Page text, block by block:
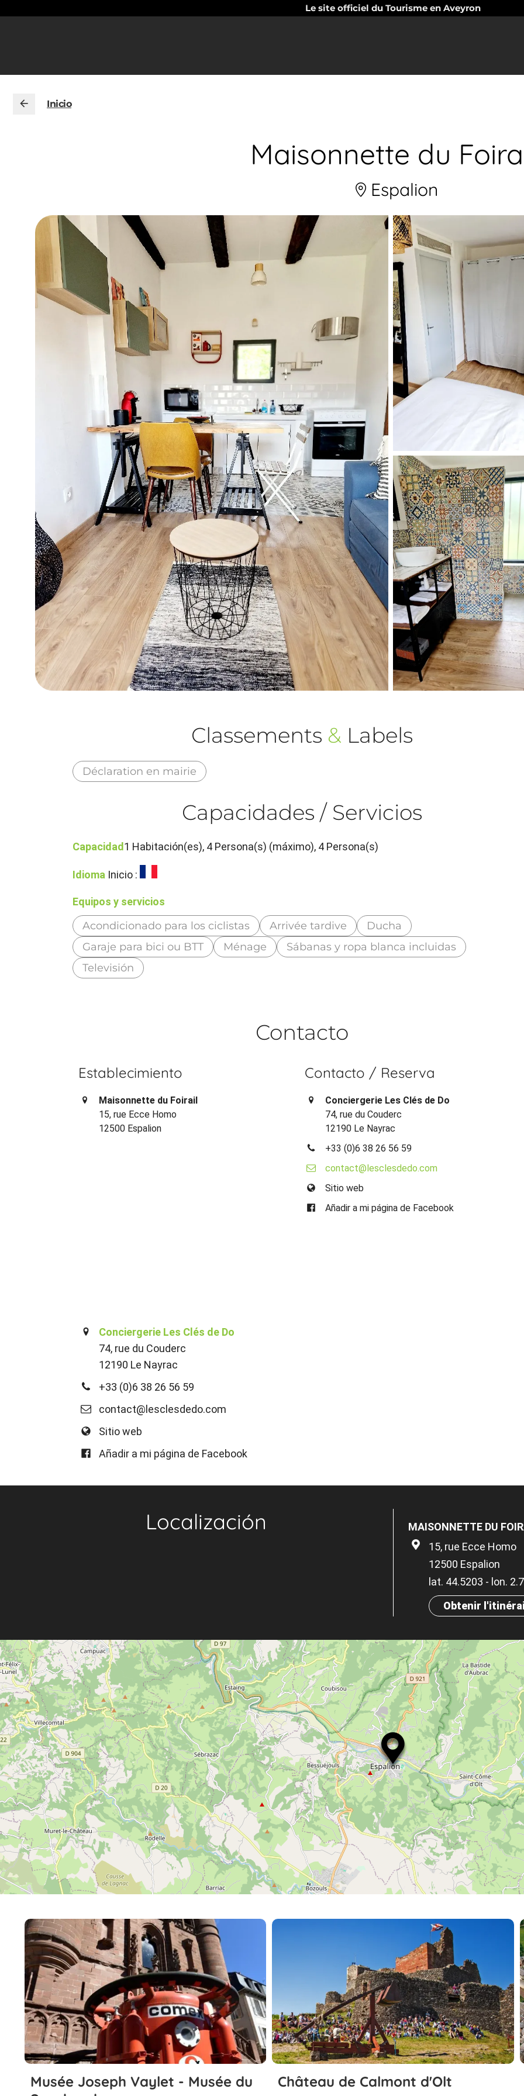
Le site officiel du Tourisme en Aveyron
Inicio
Maisonnette du
Espalion
Classements & Labels
Déclaration en mairie
Capacidades / Servicios
Capacidad1 Habitación(es), 4 Persona(s) (máximo), 4 Persona(s)
Idioma Inicio :
Equipos y servicios
Acondicionado para los ciclistas Arrivée tardive
Ducha
Garaje para bici ou BTT
Ménage
Sábanas y ropa blanca incluidas
Televisión
Contacto
Establecimiento
Maisonnette du Foirail
15, rue Ecce Homo
12500 Espalion
Contacto / Reserva
Conciergerie Les Clés de Do
74, rue du Couderc
12190 Le Nayrac
+33 (0)6 38 26 56 59
contact@lesclesdedo.com
Sitio web
Añadir a mi página de Facebook
Conciergerie Les Clés de Do
74, rue du Couderc
12190 Le Nayrac
+33 (0)6 38 26 56 59
contact@lesclesdedo.com
Sitio web
Añadir a mi página de Facebook
Localización
MAISONNETTE DU
15, rue Ecce Homo
12500 Espalion
lat. 44.5203 - lon.
Obtenir
Musée Joseph Vaylet - Musée du
Château de Calmont d'Olt